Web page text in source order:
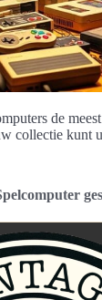
de
collectie kunt